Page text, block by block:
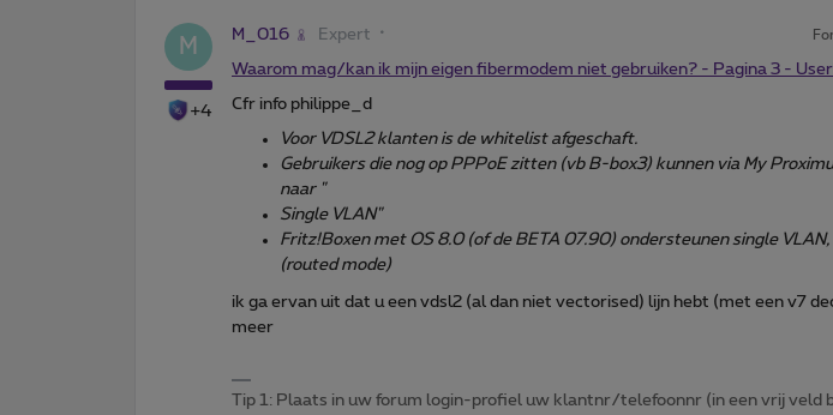
M
+4
M_016 Expert
Waarom mag/kan ik mijn eigen fibermodem niet gebruiken? - Pagina 3 -
Cfr info philippe_d
Voor VDSL2 klanten is de whitelist afgeschaft.
Gebruikers die nog op PPPoE zitten (vb B-box3) kunnen via My
naar "
Single VLAN"
Fritz!Boxen met OS 8.0 (of de BETA 07.90) ondersteunen single VLAN,
(routed mode)
ik ga ervan uit dat u een vdsl2 (al dan niet vectorised) lijn hebt (met een v7
meer
Tip 1: Plaats in uw forum login-profiel uw klantnr/telefoonnr (in een vrij veld